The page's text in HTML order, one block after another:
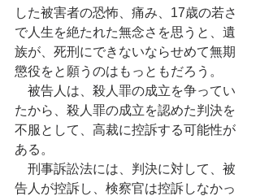
した被害者の恐怖、痛み、17歳の若さ
で人生を絶たれた無念さを思うと、遺
族が、死刑にできないならせめて無期
懲役をと願うのはもっともだろう。
被告人は、殺人罪の成立を争ってい
たから、殺人罪の成立を認めた判決を
不服として、高裁に控訴する可能性が
ある。
刑事訴訟法には、判決に対して、被
告人が控訴し、検察官は控訴しなかっ